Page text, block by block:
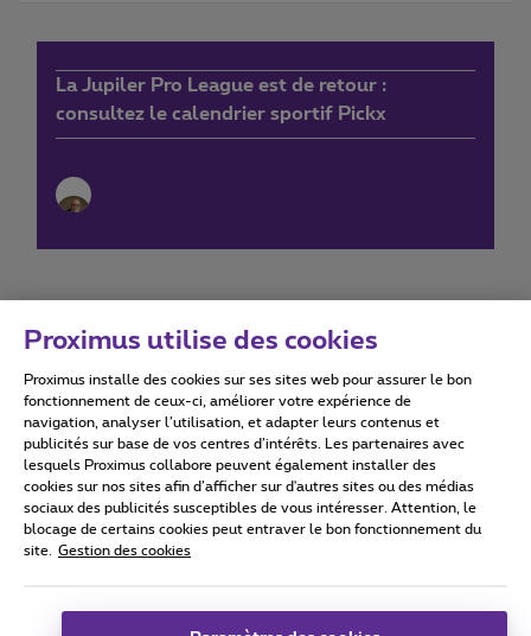
La Jupiler Pro League est de retour :
consultez le calendrier sportif Pickx
Conditions d'utilisation Accessibility statement
Tous droits réservés. © 2026
Conditions générales, info consommateur
Coordonnées de l’entreprise
Proximus utilise des cookies
Proximus installe des cookies sur ses sites web pour assurer le bon
fonctionnement de ceux-ci, améliorer votre expérience de
navigation, analyser l’utilisation, et adapter leurs contenus et
publicités sur base de vos centres d’intérêts. Les partenaires avec
lesquels Proximus collabore peuvent également installer des
cookies sur nos sites afin d’afficher sur d'autres sites ou des médias
sociaux des publicités susceptibles de vous intéresser. Attention, le
blocage de certains cookies peut entraver le bon fonctionnement du
site.
Gestion des cookies